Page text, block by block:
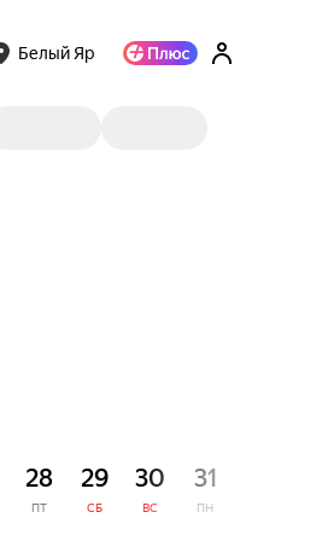
Белый Яр
28
ПТ
29
СБ
30
ВС
31
ПН